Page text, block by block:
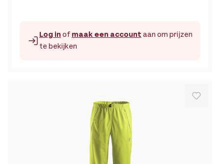
Log inof maak een account aan om prijzen
te bekijken